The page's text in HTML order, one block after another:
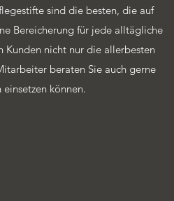
sind die besten, die auf
Bereicherung für jede alltägliche
Kunden nicht nur die allerbesten
beraten Sie auch gerne
können.